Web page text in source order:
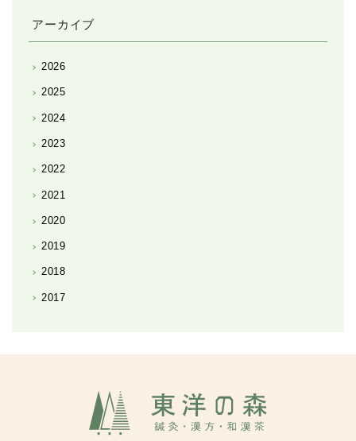
アーカイブ
2026
2025
2024
2023
2022
2021
2020
2019
2018
2017